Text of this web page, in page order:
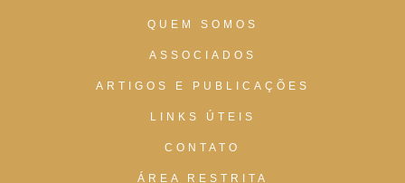
QUEM SOMOS
ASSOCIADOS
ARTIGOS E PUBLICAÇÕES
LINKS ÚTEIS
CONTATO
ÁREA RESTRITA